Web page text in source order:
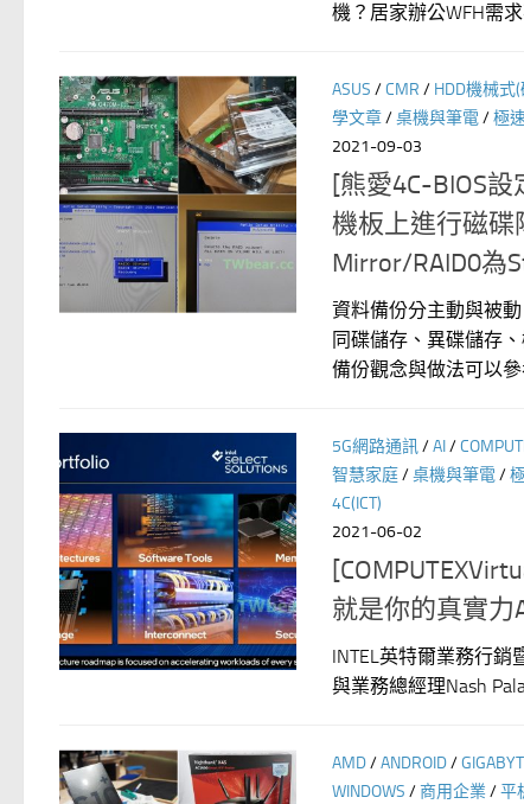
機？居家辦公WFH需
ASUS /CMR / HDD機械式
學文章/桌機與筆電/極
2021-09-03
[熊愛4C-BIOS設
機板上進行磁碟
Mirror/RAID0為
資料備份分主動與被
同碟儲存、異碟儲存
備份觀念與做法可以
5G網路通訊/AI/
智慧家庭/桌機與筆電/
4C(ICT)
2021-06-02
就是你的真實力
INTEL英特爾業務行
與業務總經理Nash
AMD/ANDROID/
WINDOWS /商用企業/平